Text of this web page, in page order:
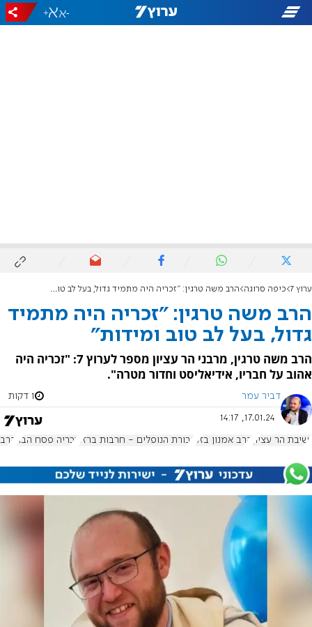
-
+
ערוץ 7 כיפה סרוגה הרב משה טרגין: "זכריה היה מתמיד גדול, בעל לב טוב ומידות"
הרב משה טרגין: "זכריה היה מתמיד
גדול, בעל לב טוב ומידות"
הרב משה טרגין, מרבני הר עציון מספר לערוץ 7: "זכריה היה
אהוב על חבריו, אידיאליסט וחדור מטרה".
דביר עמר 1 דקות
17.01.24, 14:17
ישיבת הר עציון הרב אמנון בזק גבורת הנופלים - חרבות ברזל זכריה פסח הבר